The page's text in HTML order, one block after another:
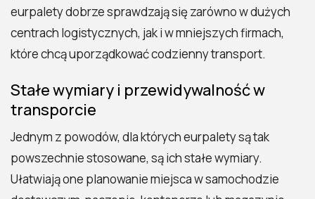
eurpalety dobrze sprawdzają się zarówno w dużych
centrach logistycznych, jak i w mniejszych firmach,
które chcą uporządkować codzienny transport.
Stałe wymiary i przewidywalność w
transporcie
Jednym z powodów, dla których eurpalety są tak
powszechnie stosowane, są ich stałe wymiary.
Ułatwiają one planowanie miejsca w samochodzie